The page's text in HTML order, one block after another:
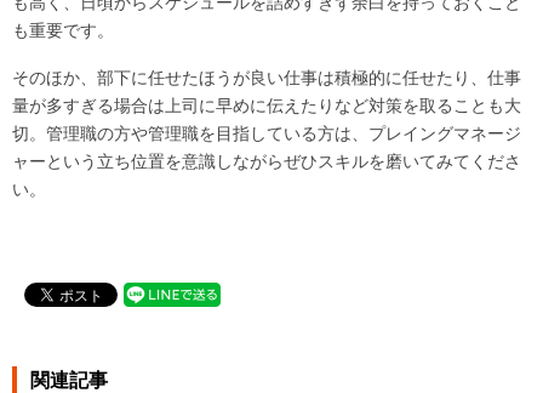
も重要です。
そのほか、部下に任せたほうが良い仕事は積極的に任せたり、仕事
量が多すぎる場合は上司に早めに伝えたりなど対策を取ることも大
切。管理職の方や管理職を目指している方は、プレイングマネージ
ャーという立ち位置を意識しながらぜひスキルを磨いてみてくださ
い。
関連記事